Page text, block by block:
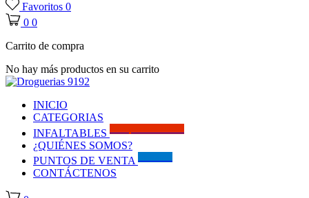
Favoritos 0
0 0
Carrito de compra
No hay más productos en su carrito
INICIO
CATEGORIAS
INFALTABLES
¿QUIÉNES SOMOS?
PUNTOS DE VENTA
CONTÁCTENOS